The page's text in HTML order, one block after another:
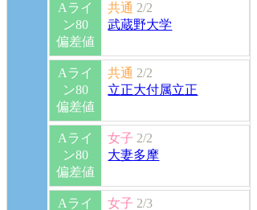
Aライ
ン80
偏差値
共通 2/2
武蔵野大学
Aライ
ン80
偏差値
共通 2/2
立正大付属立正
Aライ
ン80
偏差値
女子 2/2
大妻多摩
Aライ 女子 2/3